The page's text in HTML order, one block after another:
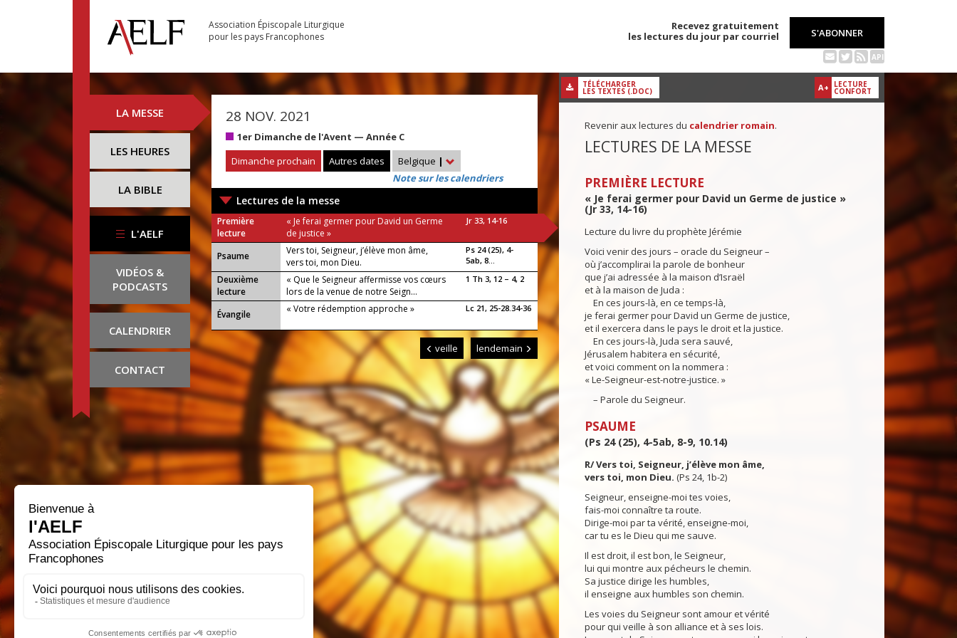
Association Épiscopale Liturgique
pour les pays Francophones
Recevez gratuitement
les lectures du jour par courriel
S'ABONNER
API
LA MESSE
LES HEURES
LA BIBLE
L'AELF
VIDÉOS &
PODCASTS
CALENDRIER
CONTACT
28 NOV. 2021
1er Dimanche de l'Avent — Année C
Dimanche prochain
Autres dates Belgique |
Note sur les calendriers
Lectures de la messe
Première
lecture
« Je ferai germer pour David un Germe
de justice »
Jr 33, 14-16
Psaume
Vers toi, Seigneur, j’élève mon âme,
vers toi, mon Dieu.
Ps 24 (25), 4-
5ab, 8...
Deuxième
lecture
« Que le Seigneur affermisse vos cœurs
lors de la venue de notre Seign...
1 Th 3, 12 – 4, 2
Évangile « Votre rédemption approche » Lc 21, 25-28.34-36
veille lendemain
A+ LECTURE
CONFORT
TÉLÉCHARGER
LES TEXTES (.DOC)
Revenir aux lectures du calendrier romain.
LECTURES DE LA MESSE
PREMIÈRE LECTURE
« Je ferai germer pour David un Germe de justice »
(Jr 33, 14-16)
Lecture du livre du prophète Jérémie
Voici venir des jours – oracle du Seigneur –
où j’accomplirai la parole de bonheur
que j’ai adressée à la maison d’Israël
et à la maison de Juda :
En ces jours-là, en ce temps-là,
je ferai germer pour David un Germe de justice,
et il exercera dans le pays le droit et la justice.
En ces jours-là, Juda sera sauvé,
Jérusalem habitera en sécurité,
et voici comment on la nommera :
« Le-Seigneur-est-notre-justice. »
– Parole du Seigneur.
PSAUME
(Ps 24 (25), 4-5ab, 8-9, 10.14)
R/ Vers toi, Seigneur, j’élève mon âme,
vers toi, mon Dieu. (Ps 24, 1b-2)
Seigneur, enseigne-moi tes voies,
fais-moi connaître ta route.
Dirige-moi par ta vérité, enseigne-moi,
car tu es le Dieu qui me sauve.
Il est droit, il est bon, le Seigneur,
lui qui montre aux pécheurs le chemin.
Sa justice dirige les humbles,
il enseigne aux humbles son chemin.
Les voies du Seigneur sont amour et vérité
pour qui veille à son alliance et à ses lois.